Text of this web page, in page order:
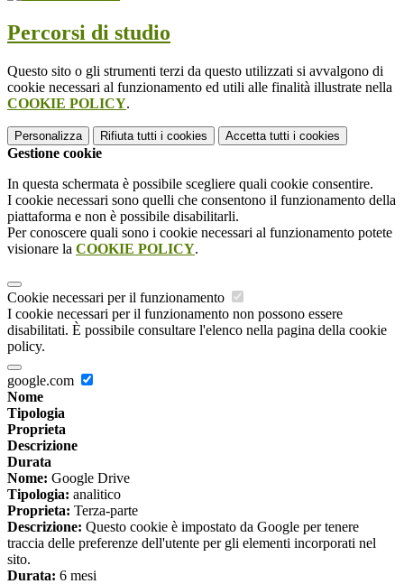
Percorsi di studio
Questo sito o gli strumenti terzi da questo utilizzati si avvalgono di
cookie necessari al funzionamento ed utili alle finalità illustrate nella
COOKIE POLICY.
Personalizza Rifiuta tutti i cookies Accetta tutti i cookies
Gestione cookie
In questa schermata è possibile scegliere quali cookie consentire.
I cookie necessari sono quelli che consentono il funzionamento della
piattaforma e non è possibile disabilitarli.
Per conoscere quali sono i cookie necessari al funzionamento potete
visionare la COOKIE POLICY.
Cookie necessari per il funzionamento
I cookie necessari per il funzionamento non possono essere
disabilitati. È possibile consultare l'elenco nella pagina della cookie
policy.
google.com
Nome
Tipologia
Proprieta
Descrizione
Durata
Nome: Google Drive
Tipologia: analitico
Proprieta: Terza-parte
Descrizione: Questo cookie è impostato da Google per tenere
traccia delle preferenze dell'utente per gli elementi incorporati nel
sito.
Durata: 6 mesi